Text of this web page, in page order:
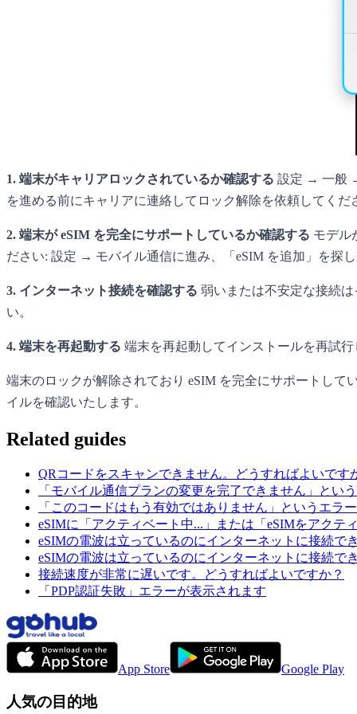
1. 端末がキャリアロックされているか確認する 設定 → 一般
を進める前にキャリアに連絡してロック解除を依頼してくだ
2. 端末が eSIM を完全にサポートしているか確認する モデル
ださい: 設定 → モバイル通信に進み、「eSIM を追加」を探
3. インターネット接続を確認する 弱いまたは不安定な接続
い。
4. 端末を再起動する 端末を再起動してインストールを再試
端末のロックが解除されており eSIM を完全にサポートして
イルを確認いたします。
Related guides
QRコードをスキャンできません。どうすればよいです
「モバイル通信プランの変更を完了できません」とい
「このコードはもう有効ではありません」というエラ
eSIMに「アクティベート中...」または「eSIMをアク
eSIMの電波は立っているのにインターネットに接続で
eSIMの電波は立っているのにインターネットに接続で
接続速度が非常に遅いです。どうすればよいですか？
「PDP認証失敗」エラーが表示されます
App Store Google Play
人気の目的地